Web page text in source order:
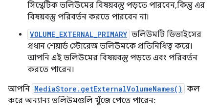
সিন্থেটিক ভলিউমের বিষয়বস্তু পড়তে পারবেন, কিন্তু এর
বিষয়বস্তু পরিবর্তন করতে পারবেন না।
VOLUME_EXTERNAL_PRIMARY ভলিউমটি ডিভাইসের
প্রধান শেয়ার্ড স্টোরেজ ভলিউমকে প্রতিনিধিত্ব করে।
আপনি এই ভলিউমের বিষয়বস্তু পড়তে এবং পরিবর্তন
করতে পারেন।
আপনি MediaStore.getExternalVolumeNames() কল
করে অন্যান্য ভলিউমগুলি খুঁজে পেতে পারেন: